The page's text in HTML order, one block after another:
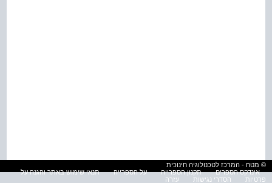
© מטח - המרכז לטכנולוגיה חינוכית
אינדקס הספרים
תקנון הספרייה על הספרייה
תנאי שימוש באתר והגנה על
פרטיות
הסדרי נגישות עזרה